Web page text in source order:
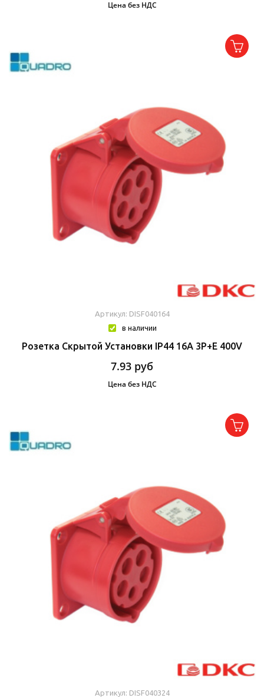
Цена без НДС
Артикул: DISF040164
в наличии
Розетка Скрытой Установки IP44 16A 3P+E 400V
7.93 руб
Цена без НДС
Артикул: DISF040324